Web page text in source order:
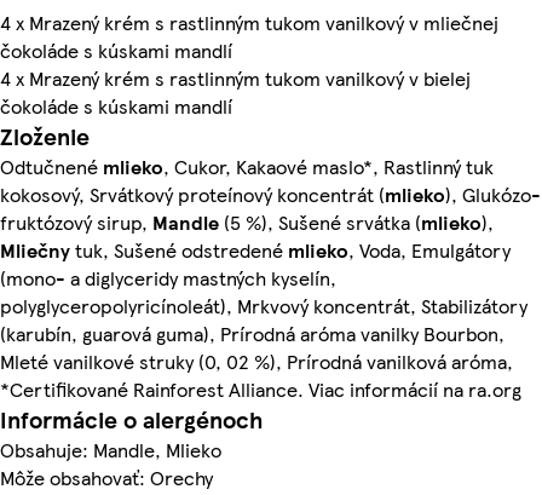
4 x Mrazený krém s rastlinným tukom vanilkový v mliečnej
čokoláde s kúskami mandlí
4 x Mrazený krém s rastlinným tukom vanilkový v bielej
čokoláde s kúskami mandlí
Zloženie
Odtučnené mlieko, Cukor, Kakaové maslo*, Rastlinný tuk
kokosový, Srvátkový proteínový koncentrát (mlieko), Glukózo-
fruktózový sirup, Mandle (5 %), Sušené srvátka (mlieko),
Mliečnytuk, Sušené odstredené mlieko, Voda, Emulgátory
(mono- a diglyceridy mastných kyselín,
polyglyceropolyricínoleát), Mrkvový koncentrát, Stabilizátory
(karubín, guarová guma), Prírodná aróma vanilky Bourbon,
Mleté vanilkové struky (0, 02 %), Prírodná vanilková aróma,
*Certifikované Rainforest Alliance. Viac informácií na ra.org
Informácie o alergénoch
Obsahuje: Mandle, Mlieko
Môže obsahovať: Orechy